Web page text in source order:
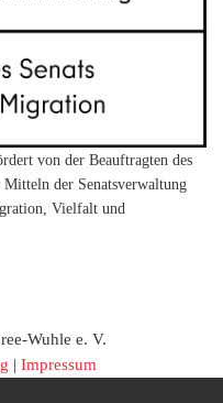
von der Beauftragten des
der Senatsverwaltung
Vielfalt und
| Impressum